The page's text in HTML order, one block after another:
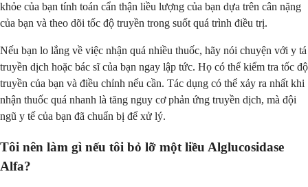
khỏe của bạn tính toán cẩn thận liều lượng của bạn dựa trên cân nặng
của bạn và theo dõi tốc độ truyền trong suốt quá trình điều trị.
Nếu bạn lo lắng về việc nhận quá nhiều thuốc, hãy nói chuyện với y tá
truyền dịch hoặc bác sĩ của bạn ngay lập tức. Họ có thể kiểm tra tốc độ
truyền của bạn và điều chỉnh nếu cần. Tác dụng có thể xảy ra nhất khi
nhận thuốc quá nhanh là tăng nguy cơ phản ứng truyền dịch, mà đội
ngũ y tế của bạn đã chuẩn bị để xử lý.
Tôi nên làm gì nếu tôi bỏ lỡ một liều Alglucosidase
Alfa?